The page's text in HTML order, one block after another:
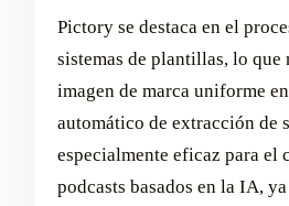
Pictory se destaca en el
sistemas de plantillas, lo que
imagen de marca uniforme
automático de extracción de
especialmente eficaz para el
podcasts basados en la IA,